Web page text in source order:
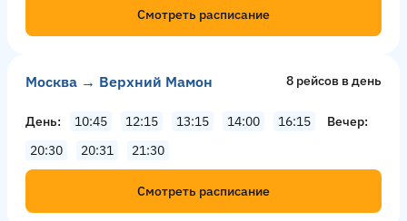
Смотреть расписание
Москва → Верхний Мамон 8 рейсов в день
День 10:45 12:15 13:15 14:00 16:15
Вечер
20:30
20:31 21:30
Смотреть расписание